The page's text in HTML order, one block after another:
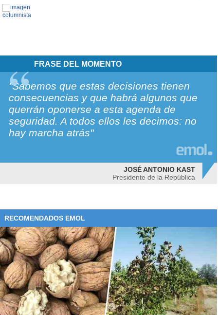
FRASE DEL MOMENTO
"Sabemos que estas decisiones tienen
consecuencias y que habrá algunos que
querrán oponerse a esta agenda de
seguridad. A todos ellos les decimos: no
hay marcha atrás"
JOSÉ ANTONIO KAST
Presidente de la República
RECOMENDADOS EMOL